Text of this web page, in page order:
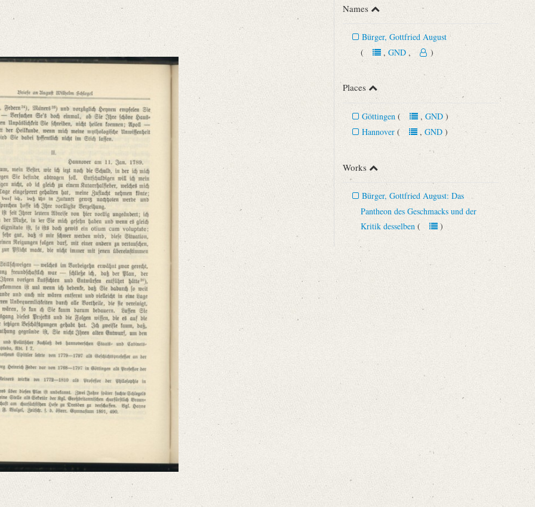
In: Die Grenzboten 73 (1914), S. 494‒495.
ich mich [...]“
Names
Bürger, Gottfried August
(, GND, )
Places
Göttingen (, GND)
Hannover (, GND)
Works
Bürger, Gottfried August: Das
Pantheon des Geschmacks und der
Kritik desselben ()